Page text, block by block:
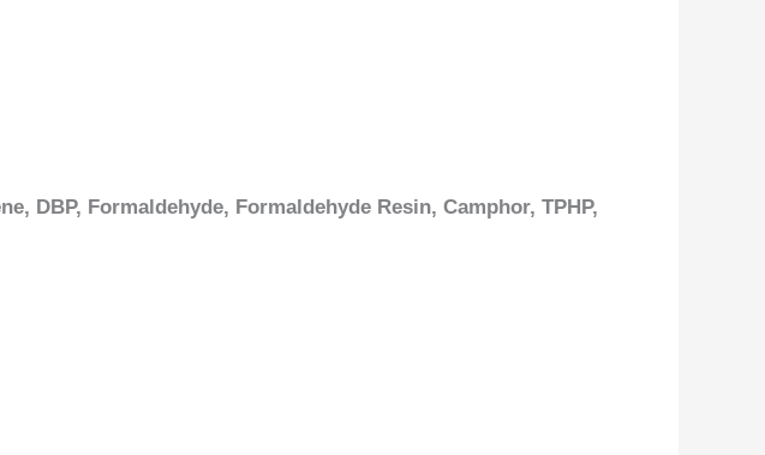
DBP, Formaldehyde, Formaldehyde Resin, Camphor, TPHP,